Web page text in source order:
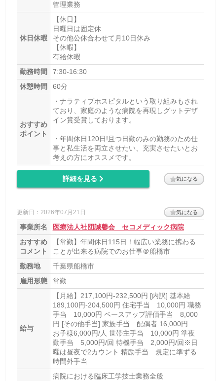
管理業務
休日休暇
【休日】
日曜日は固定休
その他公休合わせて月10日休み
【休暇】
有給休暇
勤務時間
7:30-16:30
休憩時間
60分
おすすめ
ポイント
・ナラティブホスピタルという取り組みもされ
ており、家庭のような病院を再現しグットデザ
イン賞受賞しております。
・年間休日120日!且つ日勤のみの勤務のため仕
事と私生活を両立させたい、充実させたいとお
考えの方にオススメです。
詳細を見る 気になる
更新日：2026年07月21日 気になる
事業所名
医療法人社団誠馨会 セコメディック病院
おすすめ
コメント
【常勤】年間休日115日！幅広い業務に携わる
ことが出来る病院でのお仕事＠船橋市
勤務地
千葉県船橋市
雇用形態
常勤
給与
【月給】217,100円-232,500円 [内訳] 基本給
189,100円‐204,500円 住宅手当 10,000円 職務
手当 10,000円 ベースアップ評価手当 8,000
円 [その他手当] 家族手当 配偶者:16,000円
お子様6,000円/人 世帯主手当 10,000円 準夜
勤手当 5,000円/回 待機手当 2,000円/回※日
曜は昼夜で2カウント 精励手当 規定に準ずる
時間外手当
病院における臨床工学技士業務全般